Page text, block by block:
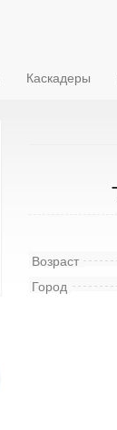
Каскадеры
Возраст
Город